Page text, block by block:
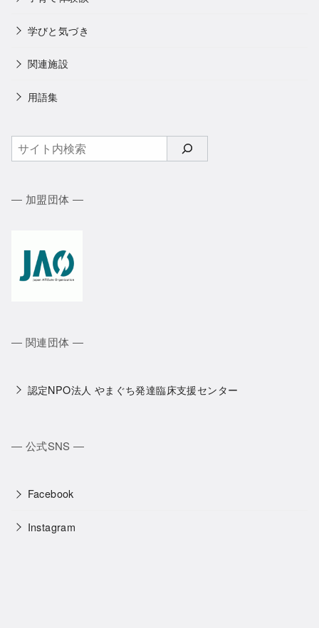
学びと気づき
関連施設
用語集
検
索
― 加盟団体 ―
― 関連団体 ―
認定NPO法人 やまぐち発達臨床支援センター
― 公式SNS ―
Facebook
Instagram